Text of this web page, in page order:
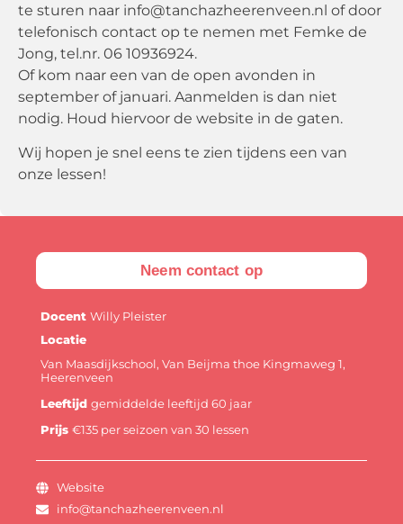
te sturen naar info@tanchazheerenveen.nl of door
telefonisch contact op te nemen met Femke de
Jong, tel.nr. 06 10936924.
Of kom naar een van de open avonden in
september of januari. Aanmelden is dan niet
nodig. Houd hiervoor de website in de gaten.
Wij hopen je snel eens te zien tijdens een van
onze lessen!
Neem contact op
Docent Willy Pleister
Locatie
Van Maasdijkschool, Van Beijma thoe Kingmaweg 1,
Heerenveen
Leeftijd gemiddelde leeftijd 60 jaar
Prijs €135 per seizoen van 30 lessen
Website
info@tanchazheerenveen.nl